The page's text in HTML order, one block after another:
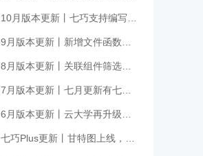
10月版本更新丨七巧支持编写JS脚本事件，更多交互玩法等你来发现
9月版本更新丨新增文件函数库，低代码数据解析能力再突破
8月版本更新丨关联组件筛选、默认值脚本等功能拓展升级
7月版本更新丨七月更新有七巧，期待你来体验
6月版本更新丨云大学再升级！10+防作弊功能让培训提质增效
七巧Plus更新丨甘特图上线，项目进度管理必备